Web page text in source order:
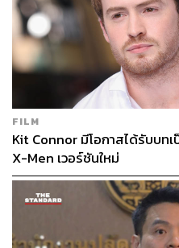
FILM
Kit Connor มีโอกาสได้รับบท
X-Men เวอร์ชันใหม่